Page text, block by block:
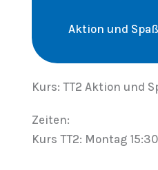
Aktion und Spaß
Kurs: TT2 Aktion und
Zeiten:
Kurs TT2: Montag